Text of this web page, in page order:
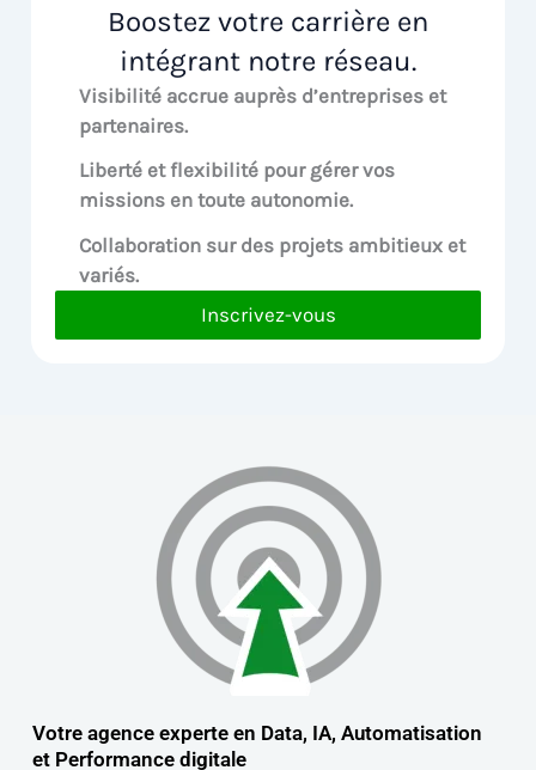
Boostez votre carrière en
intégrant notre réseau.
Visibilité accrue auprès d’entreprises et
partenaires.
Liberté et flexibilité pour gérer vos
missions en toute autonomie.
Collaboration sur des projets ambitieux et
variés.
Inscrivez-vous
Votre agence experte en Data, IA, Automatisation
et Performance digitale